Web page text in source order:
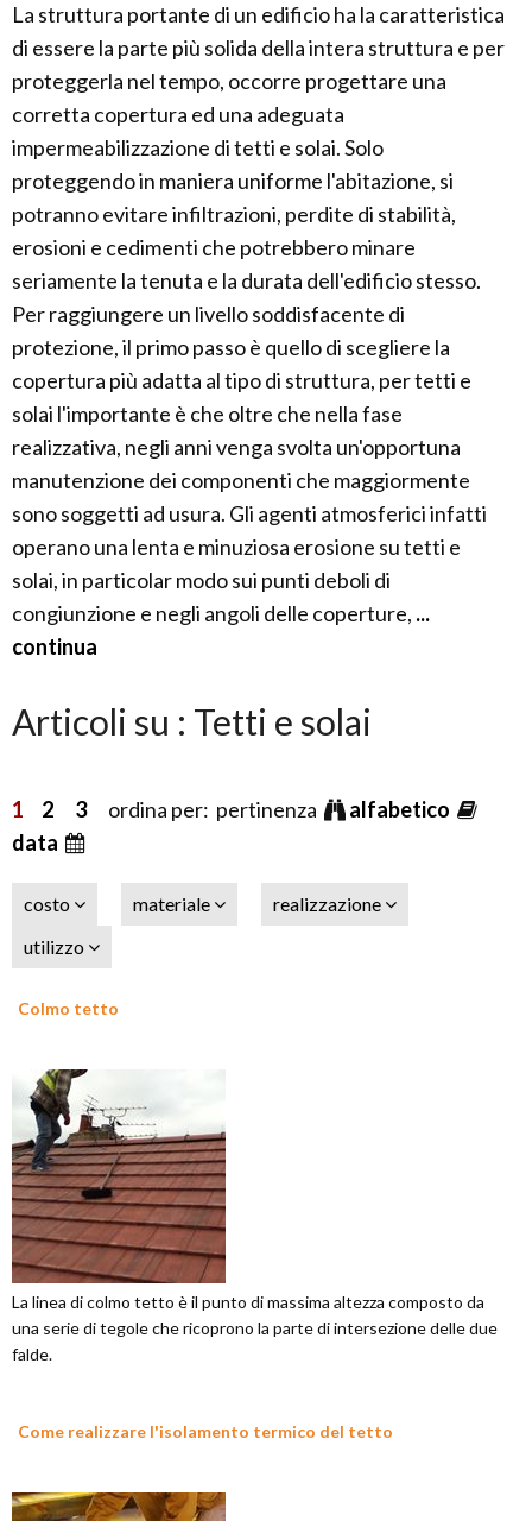
La struttura portante di un edificio ha la caratteristica
di essere la parte più solida della intera struttura e per
proteggerla nel tempo, occorre progettare una
corretta copertura ed una adeguata
impermeabilizzazione di tetti e solai. Solo
proteggendo in maniera uniforme l'abitazione, si
potranno evitare infiltrazioni, perdite di stabilità,
erosioni e cedimenti che potrebbero minare
seriamente la tenuta e la durata dell'edificio stesso.
Per raggiungere un livello soddisfacente di
protezione, il primo passo è quello di scegliere la
copertura più adatta al tipo di struttura, per tetti e
solai l'importante è che oltre che nella fase
realizzativa, negli anni venga svolta un'opportuna
manutenzione dei componenti che maggiormente
sono soggetti ad usura. Gli agenti atmosferici infatti
operano una lenta e minuziosa erosione su tetti e
solai, in particolar modo sui punti deboli di
congiunzione e negli angoli delle coperture, ...
continua
Articoli su : Tetti e solai
1 2 3ordina per: pertinenza
alfabetico
data
costo materiale
realizzazione
utilizzo
Colmo tetto
La linea di colmo tetto è il punto di massima altezza composto da
una serie di tegole che ricoprono la parte di intersezione delle due
falde.
Come realizzare l'isolamento termico del tetto